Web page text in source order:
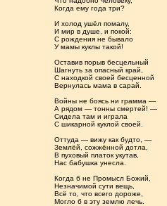
Когда ему года три?
И холод ушёл помалу,
И мир в душе, и покой:
С рождения не бывало
У мамы куклы такой!
Оставив порыв бесцельный
Шагнуть за опасный край,
С находкой своей бесценной
Вернулась мама в сарай.
Войны не боясь ни грамма —
А рядом — тонны смертей! —
Сидела там и играла
С шикарной куклой своей.
Оттуда — вижу как будто, —
Землёй, сожжённой дотла,
В пуховый платок укутав,
Нас бабушка унесла.
Когда б не Промысл Божий,
Незначимой сути вещь,
Всё то, что всего дороже,
Могло б в эту землю лечь.